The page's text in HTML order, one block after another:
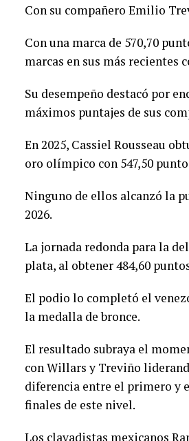
Con su compañero Emilio
Con una marca de 570,70
marcas en sus más
Su desempeño destacó por
máximos puntajes de sus
En 2025, Cassiel Rousseau
oro olímpico con 547,50
Ninguno de ellos alcanzó la
2026.
La jornada redonda para la
plata, al obtener 484,60
El podio lo completó el
la medalla de bronce.
El resultado subraya el
con Willars y Treviño
diferencia entre el primero y
finales de este nivel.
Los clavadistas mexicanos